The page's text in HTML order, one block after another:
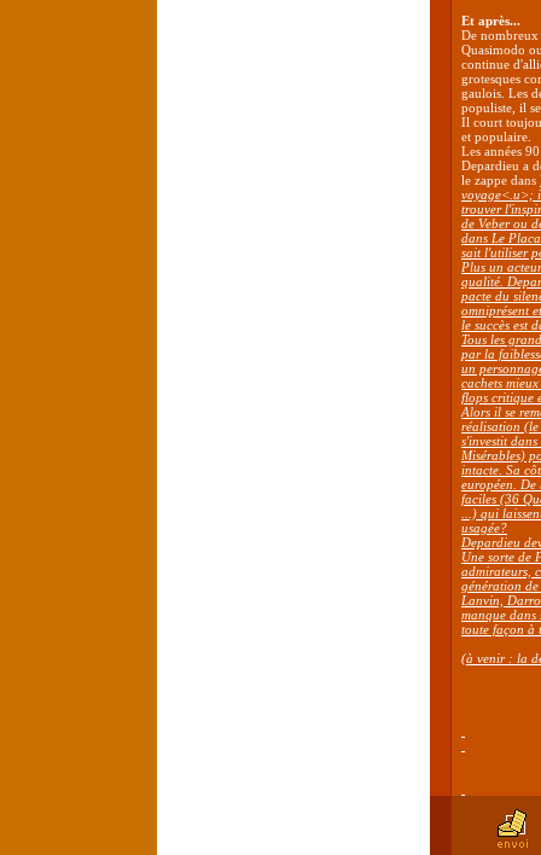
Et après...
De nombreux
Quasimodo
continue
grotesques
gaulois. Les
populiste, il
Il court
et populaire.
Les années
Depardieu a
le zappe dans
voyage<.u>;
trouver
de Veber ou
dans Le
sait l'utiliser
Plus un
qualité.
pacte du
omniprésent
le succès est
Tous les
par la
un
cachets
flops critique
Alors il se
réalisation
s'investit
Misérables)
intacte. Sa
européen. De
faciles (36
...) qui
usagée?
Depardieu
Une sorte de
admirateurs,
génération
Lanvin,
manque dans
toute façon à
(à venir : la